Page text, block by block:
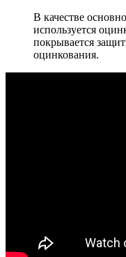
В качестве
используется
покрывается
оцинкования.